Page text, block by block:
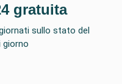
gratuita
sullo stato del
giorno